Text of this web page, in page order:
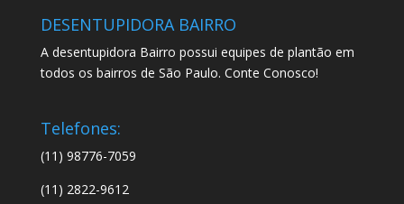
DESENTUPIDORA BAIRRO
A desentupidora Bairro possui equipes de plantão em
todos os bairros de São Paulo. Conte Conosco!
Telefones:
(11) 98776-7059
(11) 2822-9612